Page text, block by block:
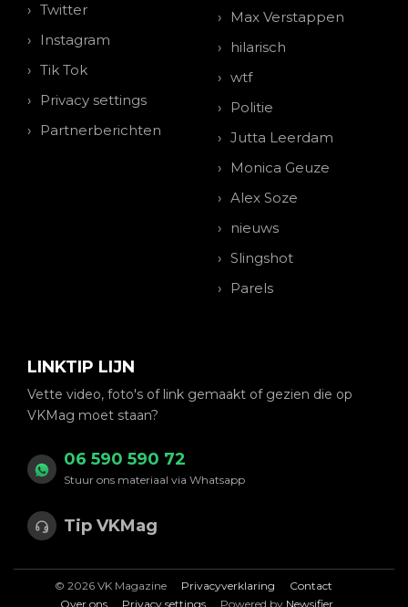
Twitter
Instagram
Tik Tok
Privacy settings
Partnerberichten
Max Verstappen
hilarisch
wtf
Politie
Jutta Leerdam
Monica Geuze
Alex Soze
nieuws
Slingshot
Parels
LINKTIP LIJN
Vette video, foto's of link gemaakt of gezien die op
VKMag moet staan?
06 590 590 72
Stuur ons materiaal via Whatsapp
Tip VKMag
© 2026 VK Magazine Privacyverklaring
Contact
Over ons
Privacy settings Powered by Newsifier